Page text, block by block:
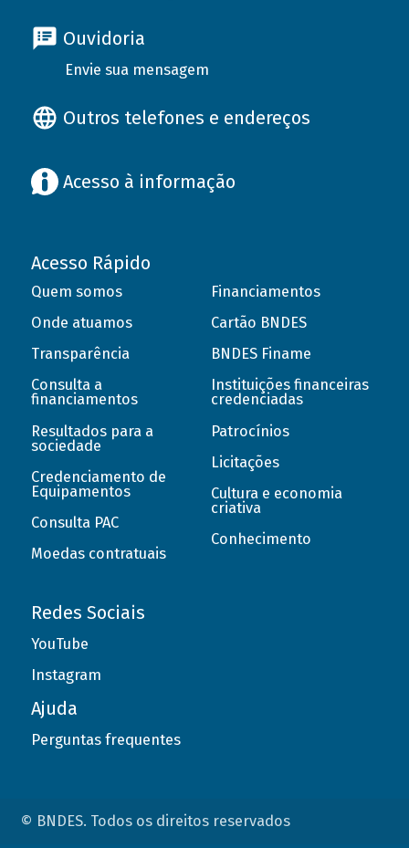
Ouvidoria
Envie sua mensagem
Outros telefones e endereços
Acesso à informação
Acesso Rápido
Quem somos
Onde atuamos
Transparência
Consulta a
financiamentos
Resultados para a
sociedade
Credenciamento de
Equipamentos
Consulta PAC
Moedas contratuais
Financiamentos
Cartão BNDES
BNDES Finame
Instituições financeiras
credenciadas
Patrocínios
Licitações
Cultura e economia
criativa
Conhecimento
Redes Sociais
YouTube
Instagram
Ajuda
Perguntas frequentes
© BNDES. Todos os direitos reservados